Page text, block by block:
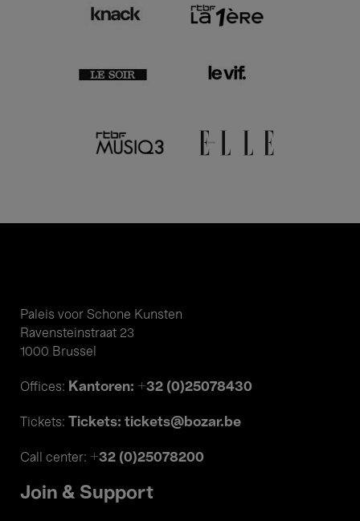
Paleis voor Schone Kunsten
Ravensteinstraat 23
1000 Brussel
Offices: Kantoren: +32 (0)25078430
Tickets: Tickets: tickets@bozar.be
Call center: +32 (0)25078200
Join & Support